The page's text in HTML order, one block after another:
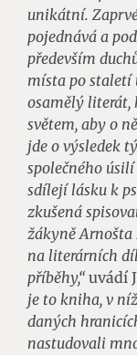
unikátní.
pojednává a
především
místa po staletí
osamělý literát,
světem, aby o
jde o výsledek
společného
sdílejí lásku k
zkušená
žákyně
na literárních
příběhy,“uvádí
je to kniha, v
daných
nastudovali